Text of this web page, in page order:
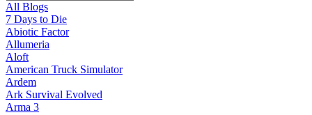
All Blogs
7 Days to Die
Abiotic Factor
Allumeria
Aloft
American Truck Simulator
Ardem
Ark Survival Evolved
Arma 3